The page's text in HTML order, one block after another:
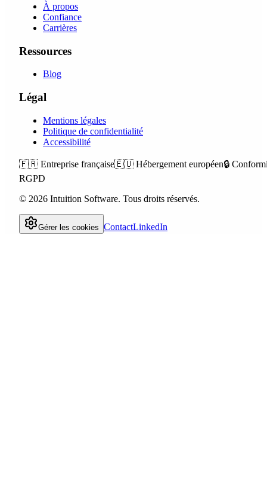
À propos
Confiance
Carrières
Ressources
Blog
Légal
Mentions légales
Politique de confidentialité
Accessibilité
🇫🇷 Entreprise française🇪🇺 Hébergement européen🔒
RGPD
© 2026 Intuition Software. Tous droits réservés.
Gérer les cookies ContactLinkedIn